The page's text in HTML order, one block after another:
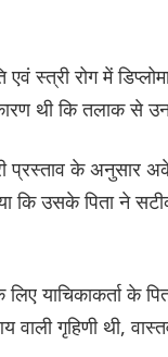
स्त्री रोग में
थी कि तलाक से
प्रस्ताव के अनुसार
कि उसके पिता ने
याचिकाकर्ता के
गृहिणी थी,